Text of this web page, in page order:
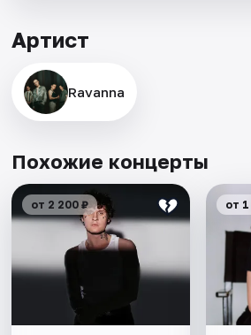
Артист
Ravanna
Похожие концерты
от 2 200 ₽ от